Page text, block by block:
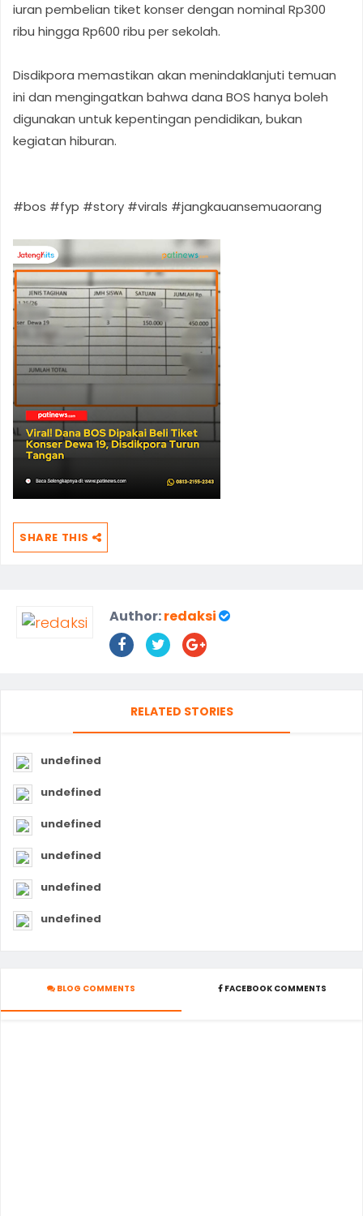
iuran pembelian tiket konser dengan nominal Rp300
ribu hingga Rp600 ribu per sekolah.
Disdikpora memastikan akan menindaklanjuti temuan
ini dan mengingatkan bahwa dana BOS hanya boleh
digunakan untuk kepentingan pendidikan, bukan
kegiatan hiburan.
#bos #fyp #story #virals #jangkauansemuaorang
SHARE THIS
Author:redaksi
RELATED STORIES
undefined
undefined
undefined
undefined
undefined
undefined
BLOG COMMENTS FACEBOOK COMMENTS